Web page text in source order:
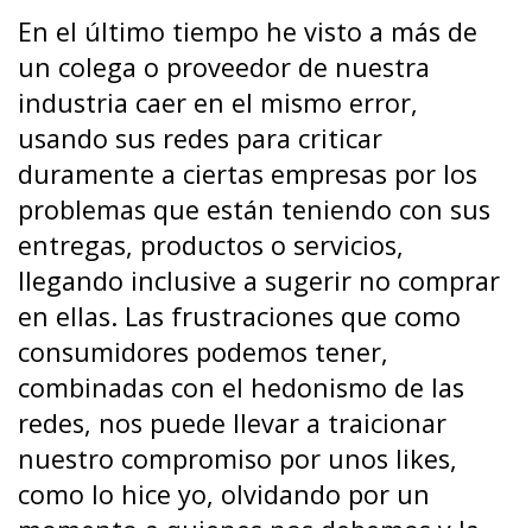
En el último tiempo he visto a más de
un colega o proveedor de nuestra
industria caer en el mismo error,
usando sus redes para criticar
duramente a ciertas empresas por los
problemas que están teniendo con sus
entregas, productos o servicios,
llegando inclusive a sugerir no comprar
en ellas. Las frustraciones que como
consumidores podemos tener,
combinadas con el hedonismo de las
redes, nos puede llevar a traicionar
nuestro compromiso por unos likes,
como lo hice yo, olvidando por un